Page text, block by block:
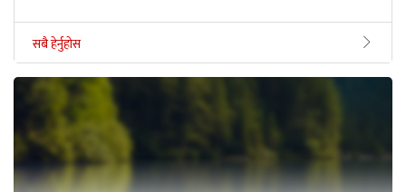
सबै हेर्नुहोस